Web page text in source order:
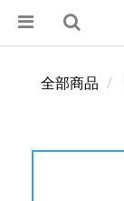
全部商品